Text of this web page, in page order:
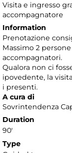
Visita e ingresso
accompagnatore
Information
Prenotazione
Massimo 2
accompagnatori.
Qualora non ci
ipovedente, la
i presenti.
A cura di
Sovrintendenza
Duration
90'
Type